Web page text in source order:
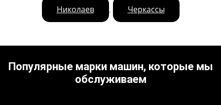
Николаев , Черкассы
Популярные марки машин, которые мы
обслуживаем